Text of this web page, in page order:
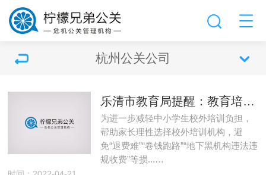
杭州公关公司
乐清市教育局提醒：教育培训须谨慎消费
为进一步减轻中小学生校外培训负担，
帮助家长理性选择校外培训机构，避
免“退费难”“卷钱跑路”“地下黑机构违法违
规收费”等损...…